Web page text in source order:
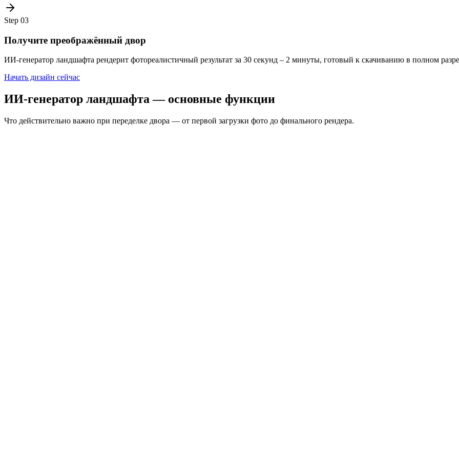
Step 03
Получите преображённый двор
ИИ-генератор ландшафта рендерит фотореалистичный результат за 30 секунд – 2 минуты, готовый к скачиванию в полном
Начать дизайн сейчас
ИИ-генератор ландшафта — основные функции
Что действительно важно при переделке двора — от первой загрузки фото до финального рендера.